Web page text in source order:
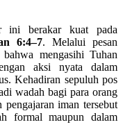
ini berakar kuat pada
6:4–7. Melalui pesan
mengasihi Tuhan
aksi nyata dalam
Kehadiran sepuluh pos
wadah bagi para orang
iman tersebut
formal maupun dalam